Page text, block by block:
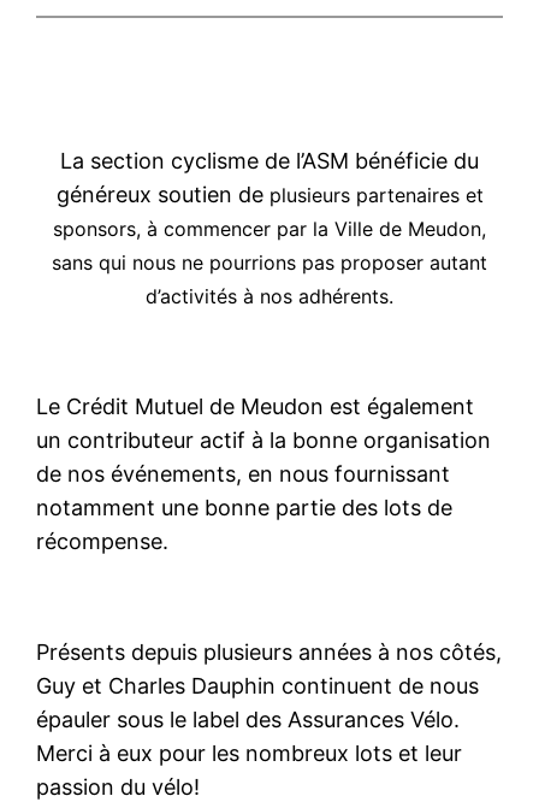
La section cyclisme de l’ASM bénéficie du
généreux soutien de plusieurs partenaires et
sponsors, à commencer par la Ville de Meudon,
sans qui nous ne pourrions pas proposer autant
d’activités à nos adhérents.
Le Crédit Mutuel de Meudon est également
un contributeur actif à la bonne organisation
de nos événements, en nous fournissant
notamment une bonne partie des lots de
récompense.
Présents depuis plusieurs années à nos côtés,
Guy et Charles Dauphin continuent de nous
épauler sous le label des Assurances Vélo.
Merci à eux pour les nombreux lots et leur
passion du vélo!